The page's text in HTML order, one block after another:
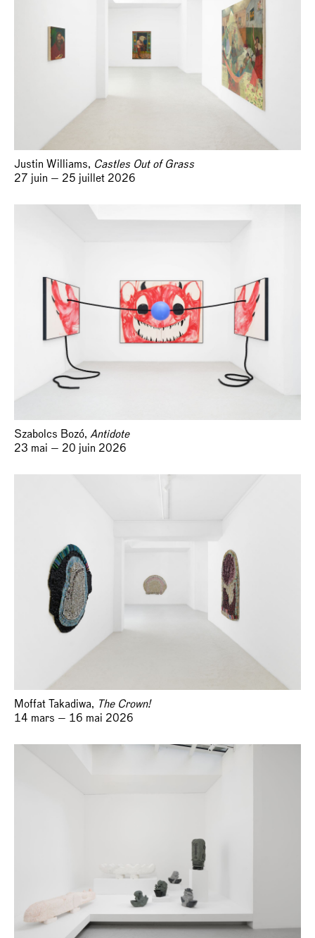
Justin Williams, Castles Out of Grass
27 juin — 25 juillet 2026
Szabolcs Bozó, Antidote
23 mai — 20 juin 2026
Moffat Takadiwa, The Crown!
14 mars — 16 mai 2026